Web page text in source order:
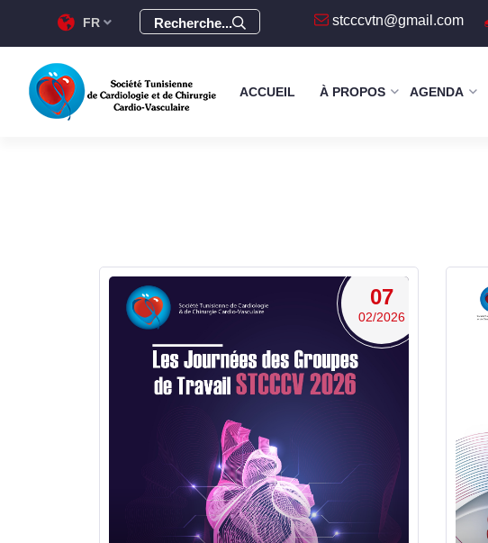
stcccvtn@gmail.com
FR Recherche...
ACCUEIL À PROPOS AGENDA
07
02/2026